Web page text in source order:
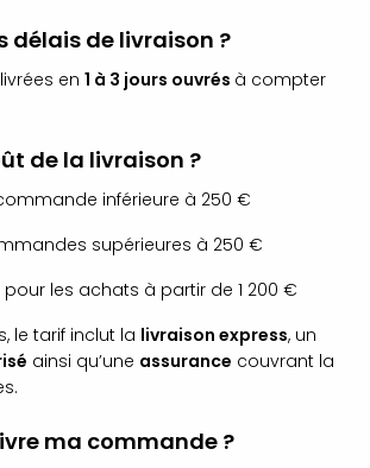
délais de livraison ?
en 1 à 3 jours ouvrés à compter
de la livraison ?
inférieure à 250 €
supérieures à 250 €
pour les achats à partir de 1 200 €
le tarif inclut la livraison express, un
ainsi qu’une assurance couvrant la
ma commande ?